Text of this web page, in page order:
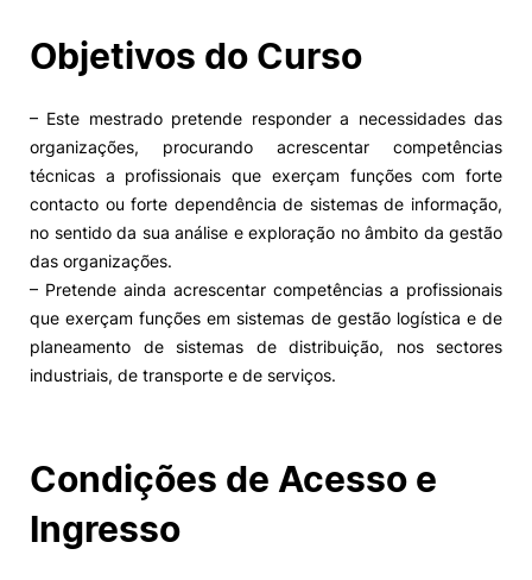
II&D e Empresas
Ação Social
Alumni
Projetos PRR
Magazine
Objetivos do Curso
– Este mestrado pretende responder a necessidades das
organizações, procurando acrescentar competências
técnicas a profissionais que exerçam funções com forte
contacto ou forte dependência de sistemas de informação,
no sentido da sua análise e exploração no âmbito da gestão
das organizações.
– Pretende ainda acrescentar competências a profissionais
que exerçam funções em sistemas de gestão logística e de
planeamento de sistemas de distribuição, nos sectores
industriais, de transporte e de serviços.
Condições de Acesso e
Ingresso